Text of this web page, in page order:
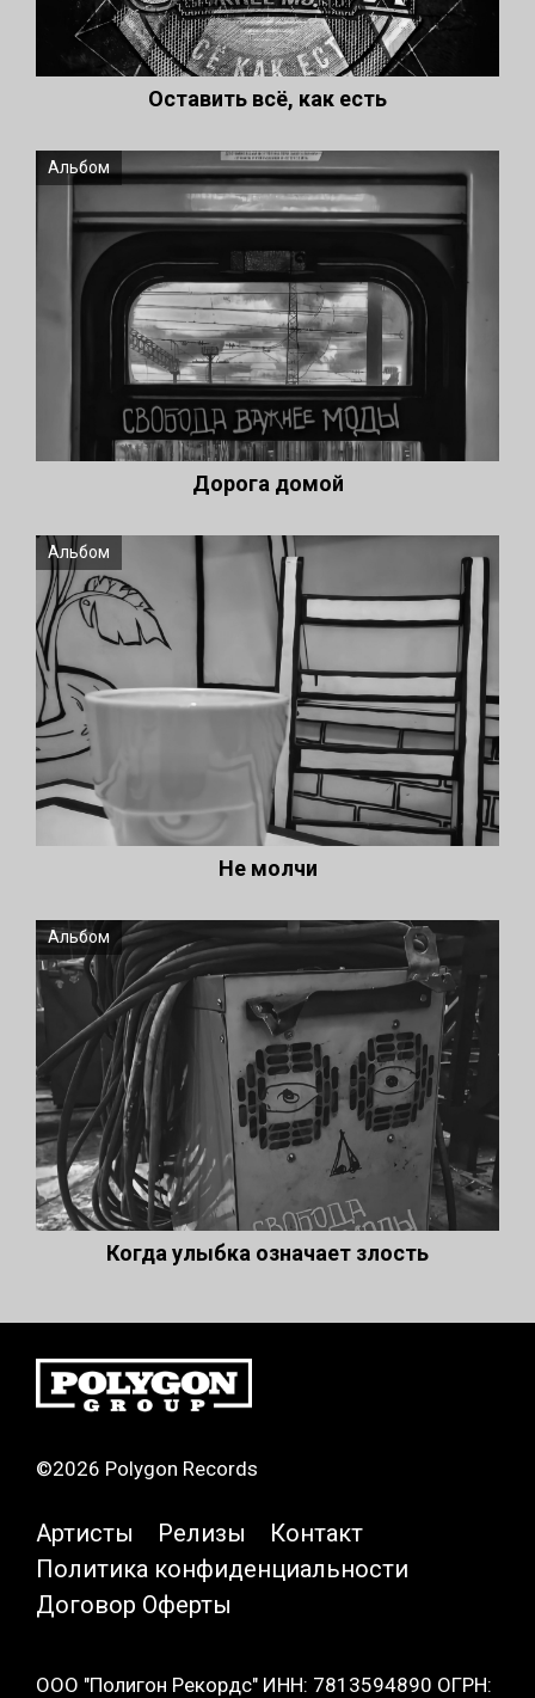
Оставить всё, как есть
Альбом
Дорога домой
Альбом
Не молчи
Альбом
Когда улыбка означает злость
©2026 Polygon Records
Артисты Релизы
Контакт
Политика конфиденциальности
Договор Оферты
ООО "Полигон Рекордс" ИНН: 7813594890 ОГРН: